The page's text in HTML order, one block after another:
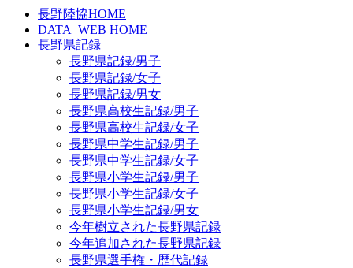
長野陸協HOME
DATA_WEB HOME
長野県記録
長野県記録/男子
長野県記録/女子
長野県記録/男女
長野県高校生記録/男子
長野県高校生記録/女子
長野県中学生記録/男子
長野県中学生記録/女子
長野県小学生記録/男子
長野県小学生記録/女子
長野県小学生記録/男女
今年樹立された長野県記録
今年追加された長野県記録
長野県選手権・歴代記録